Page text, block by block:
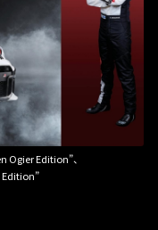
Ogier Edition”、
Edition”